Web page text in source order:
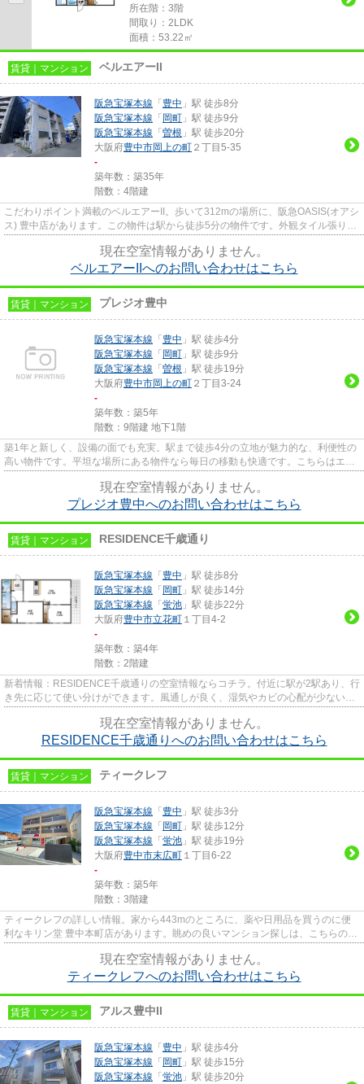
所在階：3階
間取り：2LDK
面積：53.22㎡
賃貸｜マンション ベルエアーII
阪急宝塚本線 「 豊中 」駅 徒歩8分
阪急宝塚本線 「 岡町 」駅 徒歩9分
阪急宝塚本線 「 曽根 」駅 徒歩20分
大阪府豊中市岡上の町 ２丁目5-35
-
築年数：築35年
階数：4階建
こだわりポイント満載のベルエアーII。歩いて312mの場所に、阪急OASIS(オアシ
ス) 豊中店があります。この物件は駅から徒歩5分の物件です。外観タイル張りの
現在空室情報がありません。
ベルエアーIIへのお問い合わせはこちら
賃貸｜マンション プレジオ豊中
阪急宝塚本線 「 豊中 」駅 徒歩4分
阪急宝塚本線 「 岡町 」駅 徒歩9分
阪急宝塚本線 「 曽根 」駅 徒歩19分
大阪府豊中市岡上の町 ２丁目3-24
-
築年数：築5年
階数：9階建 地下1階
築1年と新しく、設備の面でも充実。駅まで徒歩4分の立地が魅力的な、利便性の
高い物件です。平坦な場所にある物件なら毎日の移動も快適です。こちらはエレ
現在空室情報がありません。
プレジオ豊中へのお問い合わせはこちら
賃貸｜マンション RESIDENCE千歳通り
阪急宝塚本線 「 豊中 」駅 徒歩8分
阪急宝塚本線 「 岡町 」駅 徒歩14分
阪急宝塚本線 「 蛍池 」駅 徒歩22分
大阪府豊中市立花町 １丁目4-2
-
築年数：築4年
階数：2階建
新着情報：RESIDENCE千歳通りの空室情報ならコチラ。付近に駅が2駅あり、行
き先に応じて使い分けができます。風通しが良く、湿気やカビの心配が少ないマ
現在空室情報がありません。
RESIDENCE千歳通りへのお問い合わせはこちら
賃貸｜マンション ティークレフ
阪急宝塚本線 「 豊中 」駅 徒歩3分
阪急宝塚本線 「 岡町 」駅 徒歩12分
阪急宝塚本線 「 蛍池 」駅 徒歩19分
大阪府豊中市末広町 １丁目6-22
-
築年数：築5年
階数：3階建
ティークレフの詳しい情報。家から443mのところに、薬や日用品を買うのに便
利なキリン堂 豊中本町店があります。眺めの良いマンション探しは、こちらの場
現在空室情報がありません。
ティークレフへのお問い合わせはこちら
賃貸｜マンション アルス豊中II
阪急宝塚本線 「 豊中 」駅 徒歩4分
阪急宝塚本線 「 岡町 」駅 徒歩15分
阪急宝塚本線 「 蛍池 」駅 徒歩20分